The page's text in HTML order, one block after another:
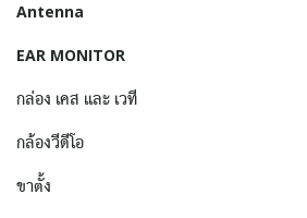
Antenna
EAR MONITOR
กล่อง เคส และ เวที
กล้องวีดีโอ
ขาตั้ง